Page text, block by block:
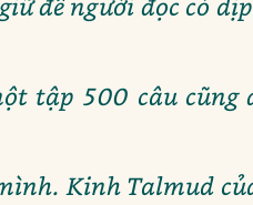
để người đọc có
tập 500 câu cũng
Kinh Talmud